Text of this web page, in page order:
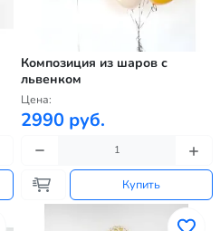
Композиция из шаров с
львенком
Цена:
2990 руб.
Купить